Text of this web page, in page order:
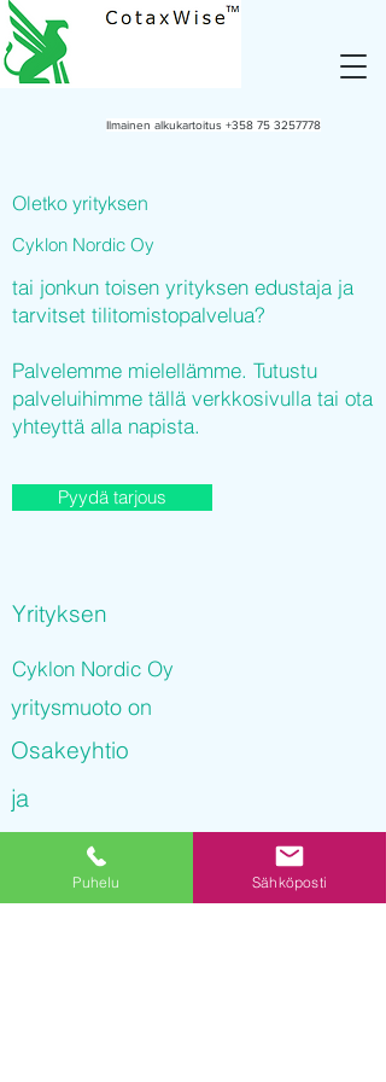
Ilmainen alkukartoitus +358 75 3257778
Oletko yrityksen
Cyklon Nordic Oy
tai jonkun toisen yrityksen edustaja ja
tarvitset tilitomistopalvelua?
Palvelemme mielellämme. Tutustu
palveluihimme tällä verkkosivulla tai ota
yhteyttä alla napista.
Pyydä tarjous
Yrityksen
Cyklon Nordic Oy
yritysmuoto on
Osakeyhtio
ja
Cyklon Nordic Oy
on rekisteröity kaupparekisteriin
Puhelu Sähköposti